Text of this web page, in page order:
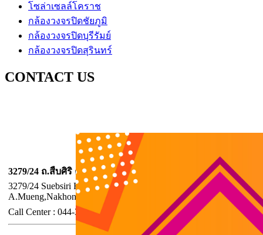
โซล่าเซลล์โคราช
กล้องวงจรปิดชัยภูมิ
กล้องวงจรปิดบุรีรัมย์
กล้องวงจรปิดสุรินทร์
CONTACT US
สาขา นครราชสีมา
3279/24 ถ.สืบศิริ ต.ในเมือง อ.เมือง จ.นครราชสีมา 30000
3279/24 Suebsiri Rd., T.Nimueng,
A.Mueng,NakhonRatchasima,Thailand 30000
Call Center : 044-353-569, มือถือ 099-2863635